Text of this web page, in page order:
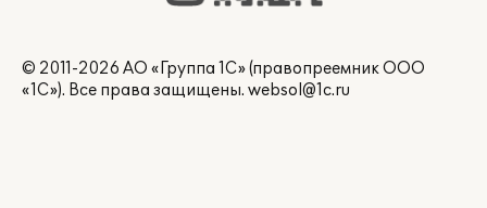
© 2011-2026 АО «Группа 1С» (правопреемник ООО
«1С»). Все права защищены. websol@1c.ru